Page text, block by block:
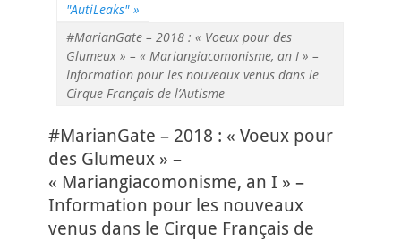
"AutiLeaks" »
#MarianGate – 2018 : « Voeux pour des
Glumeux » – « Mariangiacomonisme, an I » –
Information pour les nouveaux venus dans le
Cirque Français de l’Autisme
#MarianGate – 2018 : « Voeux pour
des Glumeux » –
« Mariangiacomonisme, an I » –
Information pour les nouveaux
venus dans le Cirque Français de